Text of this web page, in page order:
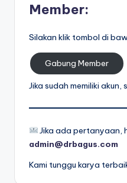
Member:
Silakan klik tombol di
Gabung Member
Jika sudah memiliki akun,
Jika ada pertanyaan,
admin@drbagus.com
Kami tunggu karya